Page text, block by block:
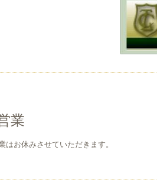
業
お休みさせていただきます。